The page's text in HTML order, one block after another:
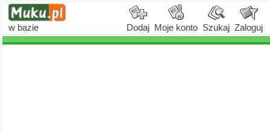
w bazie Dodaj Moje konto Szukaj Zaloguj